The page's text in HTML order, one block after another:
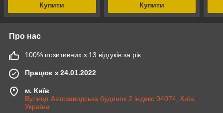
Купити Купити
Про нас
100% позитивних з 13 відгуків за рік
Працює з 24.01.2022
м. Київ
Вулиця Автозаводська будинок 2 індекс 04074, Київ,
Україна